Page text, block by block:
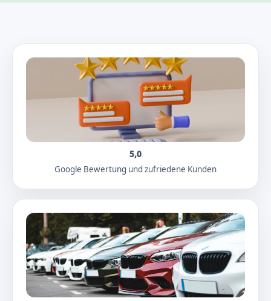
5,0
Google Bewertung und zufriedene Kunden